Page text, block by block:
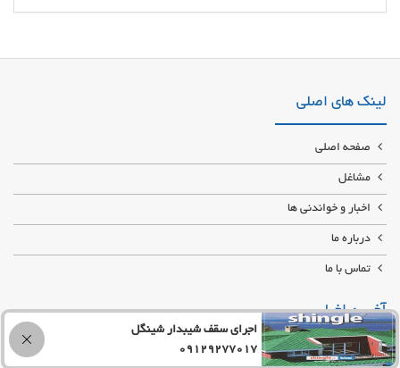
کارگاه برش لیزر توسن لیزر با انواع برش لیزر از جمله دستگاه خم و برش پانچ
لینک های اصلی
صفحه اصلی
مشاغل
اخبار و خواندنی ها
درباره ما
تماس با ما
آخرین اخبار
تعمیرات مبلمان
اجرای سقف شیبدار شینگل
09129277017